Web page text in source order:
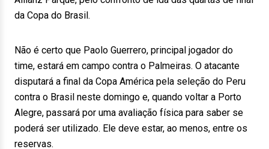
da Copa do Brasil.
Não é certo que Paolo Guerrero, principal jogador do
time, estará em campo contra o Palmeiras. O atacante
disputará a final da Copa América pela seleção do Peru
contra o Brasil neste domingo e, quando voltar a Porto
Alegre, passará por uma avaliação física para saber se
poderá ser utilizado. Ele deve estar, ao menos, entre os
reservas.